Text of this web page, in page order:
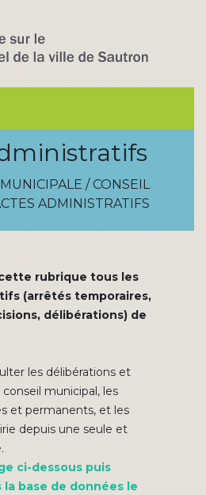
/ CONSEIL
ADMINISTRATIFS
rubrique tous les
(arrêtés temporaires,
délibérations) de
les délibérations et
municipal, les
et permanents, et les
depuis une seule et
ci-dessous puis
base de données le